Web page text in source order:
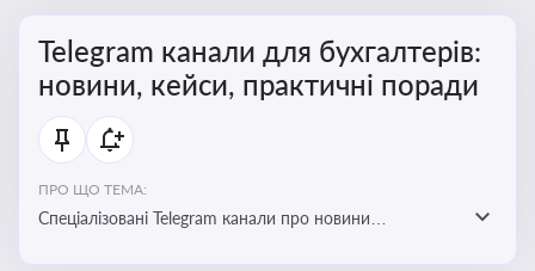
Telegram канали для бухгалтерів:
новини, кейси, практичні поради
ПРО ЩО ТЕМА:
Спеціалізовані Telegram канали про новини